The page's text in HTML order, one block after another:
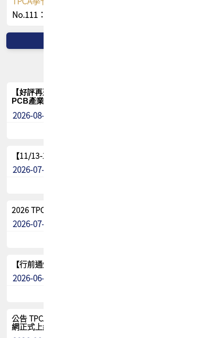
No.111：PCB全球風險布局與韌性
【好評再延長】PCB GPT 全面開放體驗延長到8月!!
PCB產業專屬 AI 知識平台
2026-08-04
【11/13-15】2026 TPCA 百岳登頂_南橫三星
2026-07-22
2026 TPCA中南區會員問卷暨7/31交流餐敘報名
2026-07-08
【行前通知】8/15(六) 2026 TPCA健康盃保齡球聯誼賽
2026-06-29
公告 TPCA 台灣電路板協會官網將迎來新面貌，7/1 新官
網正式上線！